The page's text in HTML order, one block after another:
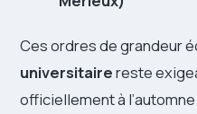
Ces ordres de grandeur
universitairereste
officiellement à